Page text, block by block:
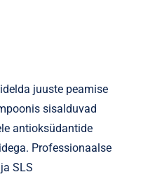
juuste peamise
sisalduvad
antioksüdantide
Professionaalse
SLS